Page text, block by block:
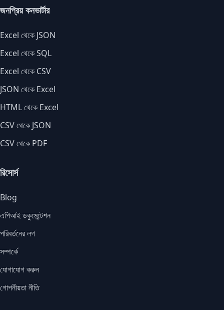
জনপ্রিয় কনভার্টার
Excel থেকে JSON
Excel থেকে SQL
Excel থেকে CSV
JSON থেকে Excel
HTML থেকে Excel
CSV থেকে JSON
CSV থেকে PDF
রিসোর্স
Blog
এপিআই ডকুমেন্টেশন
পরিবর্তনের লগ
সম্পর্কে
যোগাযোগ করুন
গোপনীয়তা নীতি